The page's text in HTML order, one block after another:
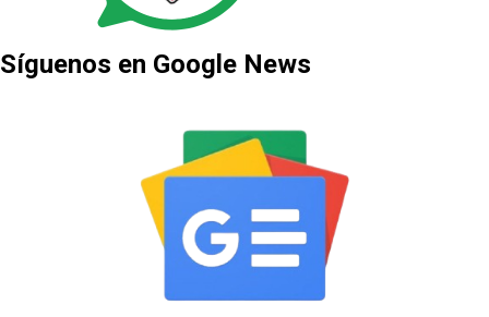
Síguenos en Google News